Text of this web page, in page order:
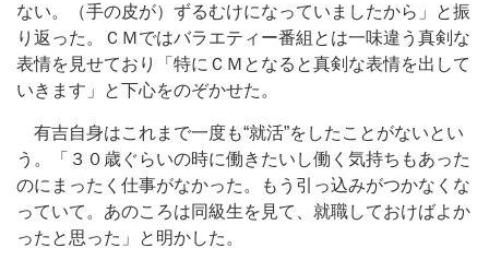
ない。（手の皮が）ずるむけになっていましたから」と振
り返った。ＣＭではバラエティー番組とは一味違う真剣な
表情を見せており「特にＣＭとなると真剣な表情を出して
いきます」と下心をのぞかせた。
有吉自身はこれまで一度も“就活”をしたことがないとい
う。「３０歳ぐらいの時に働きたいし働く気持ちもあった
のにまったく仕事がなかった。もう引っ込みがつかなくな
っていて。あのころは同級生を見て、就職しておけばよか
ったと思った」と明かした。